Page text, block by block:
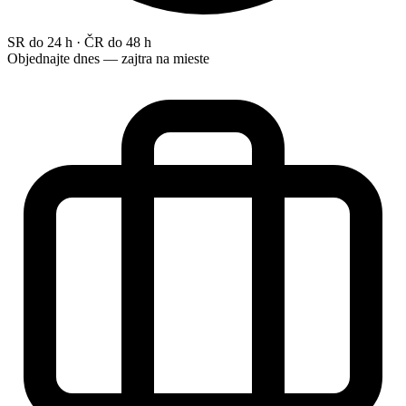
SR do 24 h · ČR do 48 h
Objednajte dnes — zajtra na mieste